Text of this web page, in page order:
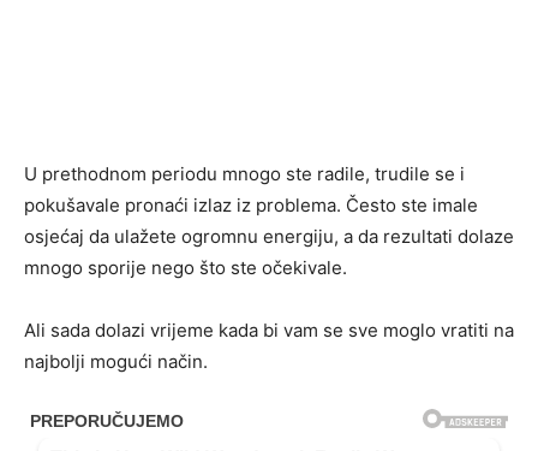
U prethodnom periodu mnogo ste radile, trudile se i
pokušavale pronaći izlaz iz problema. Često ste imale
osjećaj da ulažete ogromnu energiju, a da rezultati dolaze
mnogo sporije nego što ste očekivale.
Ali sada dolazi vrijeme kada bi vam se sve moglo vratiti na
najbolji mogući način.